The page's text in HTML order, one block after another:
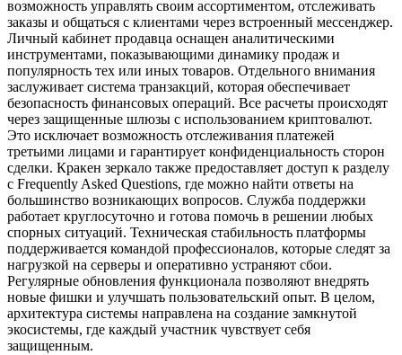
возможность управлять своим ассортиментом, отслеживать
заказы и общаться с клиентами через встроенный мессенджер.
Личный кабинет продавца оснащен аналитическими
инструментами, показывающими динамику продаж и
популярность тех или иных товаров. Отдельного внимания
заслуживает система транзакций, которая обеспечивает
безопасность финансовых операций. Все расчеты происходят
через защищенные шлюзы с использованием криптовалют.
Это исключает возможность отслеживания платежей
третьими лицами и гарантирует конфиденциальность сторон
сделки. Кракен зеркало также предоставляет доступ к разделу
с Frequently Asked Questions, где можно найти ответы на
большинство возникающих вопросов. Служба поддержки
работает круглосуточно и готова помочь в решении любых
спорных ситуаций. Техническая стабильность платформы
поддерживается командой профессионалов, которые следят за
нагрузкой на серверы и оперативно устраняют сбои.
Регулярные обновления функционала позволяют внедрять
новые фишки и улучшать пользовательский опыт. В целом,
архитектура системы направлена на создание замкнутой
экосистемы, где каждый участник чувствует себя
защищенным.